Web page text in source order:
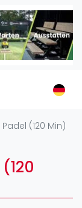
(120 Min)